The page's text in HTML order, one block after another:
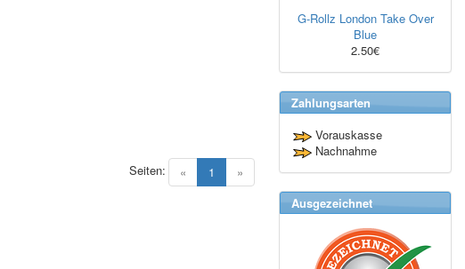
« 1 (current)
»
Seiten:
G-Rollz London Take Over
Blue
2.50€
Zahlungsarten
Vorauskasse
Nachnahme
Ausgezeichnet